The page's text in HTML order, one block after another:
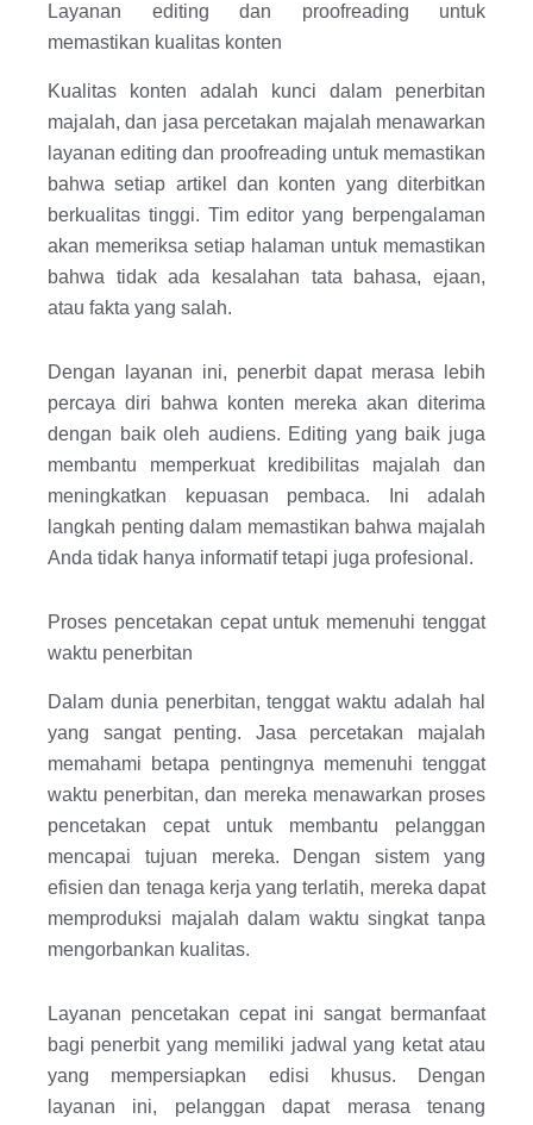
Layanan editing dan proofreading untuk
memastikan kualitas konten
Kualitas konten adalah kunci dalam penerbitan
majalah, dan jasa percetakan majalah menawarkan
layanan editing dan proofreading untuk memastikan
bahwa setiap artikel dan konten yang diterbitkan
berkualitas tinggi. Tim editor yang berpengalaman
akan memeriksa setiap halaman untuk memastikan
bahwa tidak ada kesalahan tata bahasa, ejaan,
atau fakta yang salah.
Dengan layanan ini, penerbit dapat merasa lebih
percaya diri bahwa konten mereka akan diterima
dengan baik oleh audiens. Editing yang baik juga
membantu memperkuat kredibilitas majalah dan
meningkatkan kepuasan pembaca. Ini adalah
langkah penting dalam memastikan bahwa majalah
Anda tidak hanya informatif tetapi juga profesional.
Proses pencetakan cepat untuk memenuhi tenggat
waktu penerbitan
Dalam dunia penerbitan, tenggat waktu adalah hal
yang sangat penting. Jasa percetakan majalah
memahami betapa pentingnya memenuhi tenggat
waktu penerbitan, dan mereka menawarkan proses
pencetakan cepat untuk membantu pelanggan
mencapai tujuan mereka. Dengan sistem yang
efisien dan tenaga kerja yang terlatih, mereka dapat
memproduksi majalah dalam waktu singkat tanpa
mengorbankan kualitas.
Layanan pencetakan cepat ini sangat bermanfaat
bagi penerbit yang memiliki jadwal yang ketat atau
yang mempersiapkan edisi khusus. Dengan
layanan ini, pelanggan dapat merasa tenang